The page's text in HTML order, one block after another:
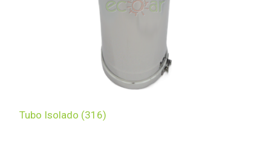
Tubo Isolado (316)